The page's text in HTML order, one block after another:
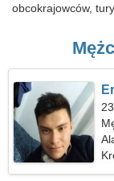
obcokrajowców,